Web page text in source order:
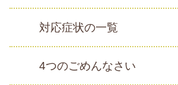
対応症状の一覧
4つのごめんなさい